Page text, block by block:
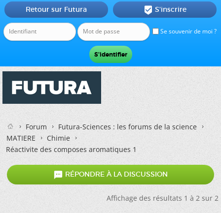
Se souvenir de moi ?
Retour sur Futura  S'inscrire
Forum
Futura-Sciences : les forums de la science
MATIERE
Chimie
Réactivite des composes aromatiques 1
 RÉPONDRE À LA DISCUSSION
Affichage des résultats 1 à 2 sur 2